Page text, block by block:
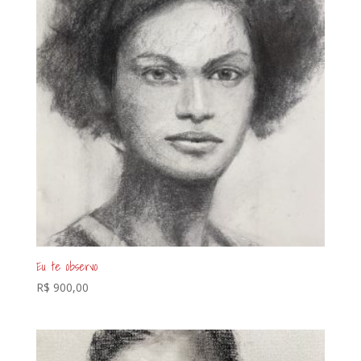
Eu te observo
R$ 900,00